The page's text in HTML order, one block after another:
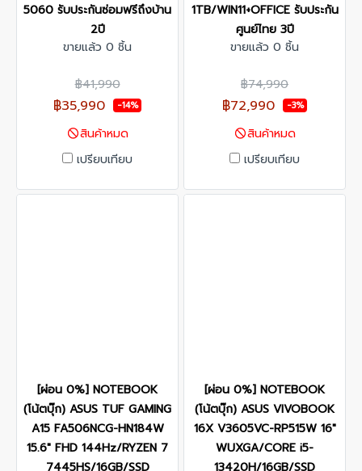
5060 รับประกันซ่อมฟรีถึงบ้าน
2ปี
ขายแล้ว 0 ชิ้น
฿41,990
฿35,990 -14%
สินค้าหมด
เปรียบเทียบ
1TB/WIN11+OFFICE รับประกัน
ศูนย์ไทย 3ปี
ขายแล้ว 0 ชิ้น
฿74,990
฿72,990 -3%
สินค้าหมด
เปรียบเทียบ
[ผ่อน 0%] NOTEBOOK
(โน้ตบุ๊ก) ASUS TUF GAMING
A15 FA506NCG-HN184W
15.6" FHD 144Hz/RYZEN 7
7445HS/16GB/SSD
[ผ่อน 0%] NOTEBOOK
(โน้ตบุ๊ก) ASUS VIVOBOOK
16X V3605VC-RP515W 16"
WUXGA/CORE i5-
13420H/16GB/SSD